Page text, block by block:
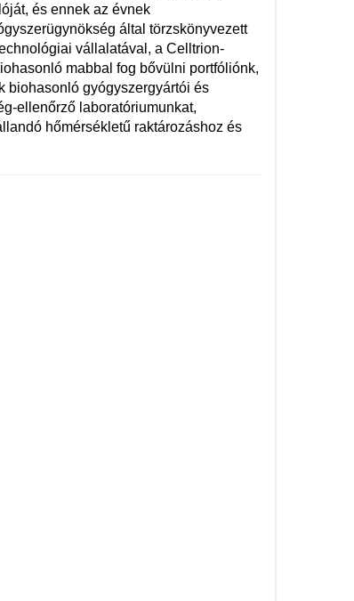
és ennek az évnek
által törzskönyvezett
vállalatával, a Celltrion-
mabbal fog bővülni portfóliónk,
biohasonló gyógyszergyártói és
ellenőrző laboratóriumunkat,
hőmérsékletű raktározáshoz és